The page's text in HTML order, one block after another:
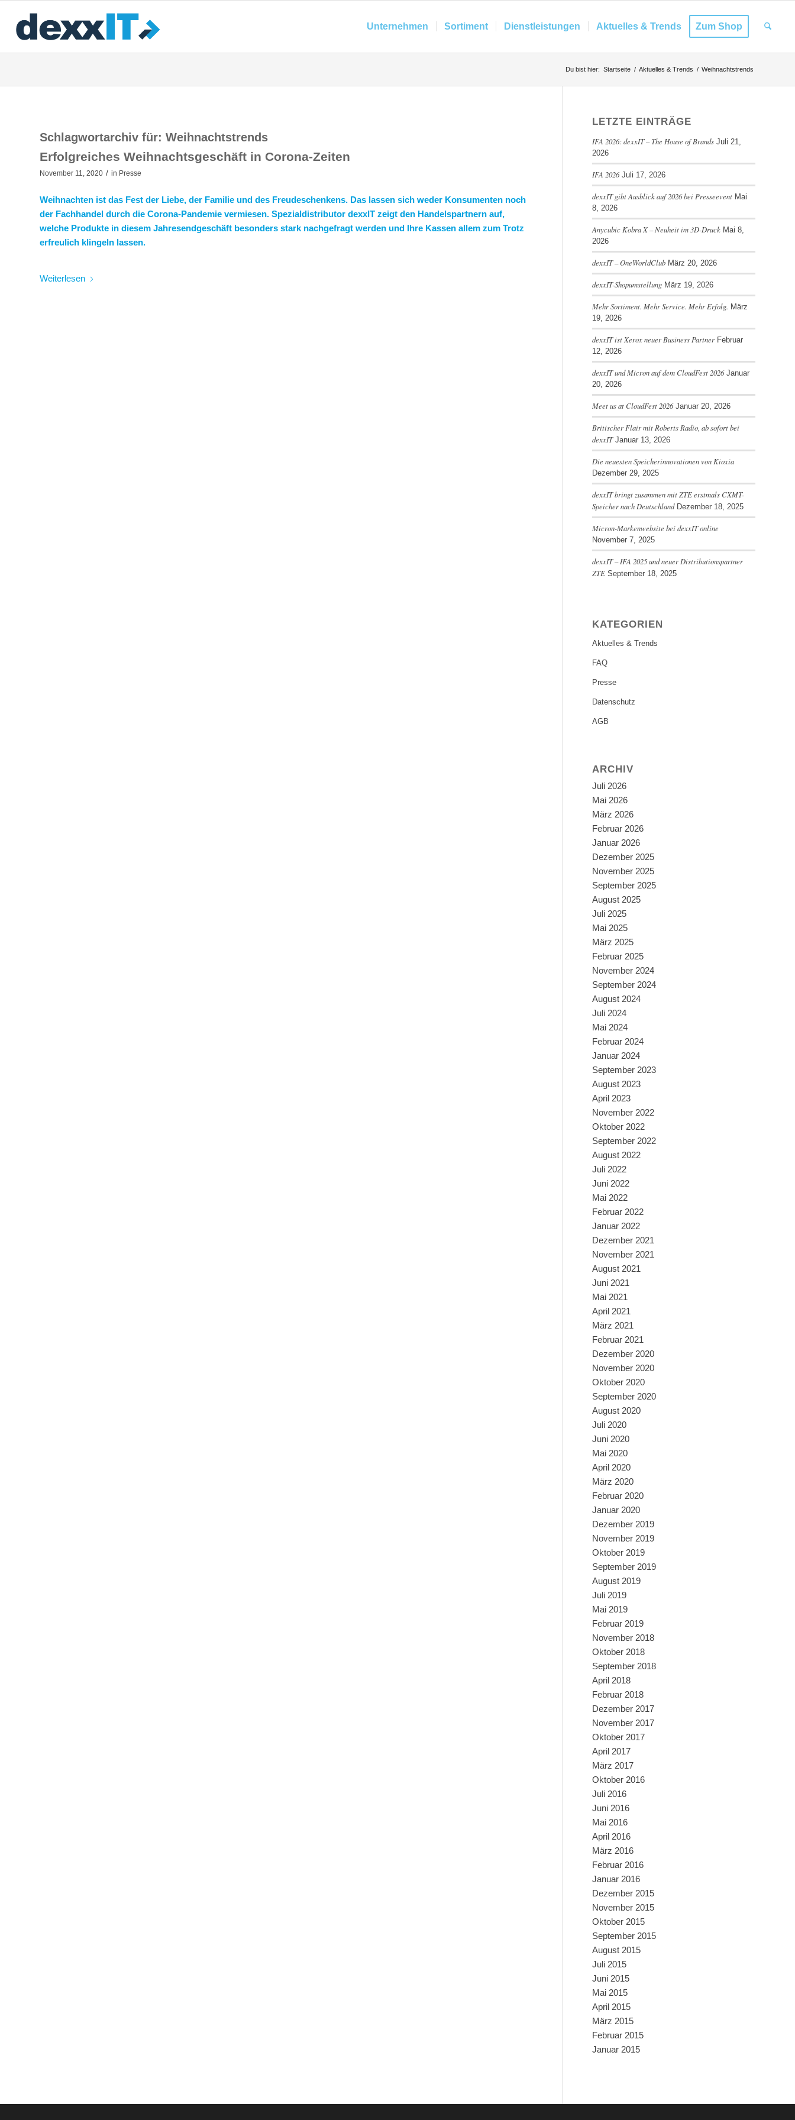
Unternehmen Sortiment Dienstleistungen Aktuelles & Trends Zum Shop
Du bist hier: Startseite / Aktuelles & Trends / Weihnachtstrends
Schlagwortarchiv für: Weihnachtstrends
Erfolgreiches Weihnachtsgeschäft in Corona-Zeiten
November 11, 2020 / in Presse
Weihnachten ist das Fest der Liebe, der Familie und des Freudeschenkens. Das lassen sich weder Konsumenten noch
der Fachhandel durch die Corona-Pandemie vermiesen. Spezialdistributor dexxIT zeigt den Handelspartnern auf,
welche Produkte in diesem Jahresendgeschäft besonders stark nachgefragt werden und Ihre Kassen allem zum Trotz
erfreulich klingeln lassen.
Weiterlesen
LETZTE EINTRÄGE
IFA 2026: dexxIT – The House of Brands Juli 21,
2026
IFA 2026 Juli 17, 2026
dexxIT gibt Ausblick auf 2026 bei Presseevent Mai
8, 2026
Anycubic Kobra X – Neuheit im 3D-Druck Mai 8,
2026
dexxIT – OneWorldClub März 20, 2026
dexxIT-Shopumstellung März 19, 2026
Mehr Sortiment. Mehr Service. Mehr Erfolg. März
19, 2026
dexxIT ist Xerox neuer Business Partner Februar
12, 2026
dexxIT und Micron auf dem CloudFest 2026 Januar
20, 2026
Meet us at CloudFest 2026 Januar 20, 2026
Britischer Flair mit Roberts Radio, ab sofort bei
dexxIT Januar 13, 2026
Die neuesten Speicherinnovationen von Kioxia
Dezember 29, 2025
dexxIT bringt zusammen mit ZTE erstmals CXMT-
Speicher nach Deutschland Dezember 18, 2025
Micron-Markenwebsite bei dexxIT online
November 7, 2025
dexxIT – IFA 2025 und neuer Distributionspartner
ZTE September 18, 2025
KATEGORIEN
Aktuelles & Trends
FAQ
Presse
Datenschutz
AGB
ARCHIV
Juli 2026
Mai 2026
März 2026
Februar 2026
Januar 2026
Dezember 2025
November 2025
September 2025
August 2025
Juli 2025
Mai 2025
März 2025
Februar 2025
November 2024
September 2024
August 2024
Juli 2024
Mai 2024
Februar 2024
Januar 2024
September 2023
August 2023
April 2023
November 2022
Oktober 2022
September 2022
August 2022
Juli 2022
Juni 2022
Mai 2022
Februar 2022
Januar 2022
Dezember 2021
November 2021
August 2021
Juni 2021
Mai 2021
April 2021
März 2021
Februar 2021
Dezember 2020
November 2020
Oktober 2020
September 2020
August 2020
Juli 2020
Juni 2020
Mai 2020
April 2020
März 2020
Februar 2020
Januar 2020
Dezember 2019
November 2019
Oktober 2019
September 2019
August 2019
Juli 2019
Mai 2019
Februar 2019
November 2018
Oktober 2018
September 2018
April 2018
Februar 2018
Dezember 2017
November 2017
Oktober 2017
April 2017
März 2017
Oktober 2016
Juli 2016
Juni 2016
Mai 2016
April 2016
März 2016
Februar 2016
Januar 2016
Dezember 2015
November 2015
Oktober 2015
September 2015
August 2015
Juli 2015
Juni 2015
Mai 2015
April 2015
März 2015
Februar 2015
Januar 2015